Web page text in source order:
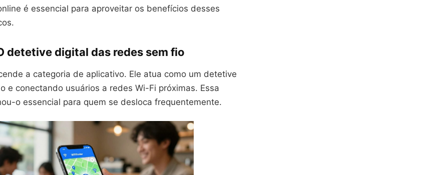
é essencial para aproveitar os benefícios desses
detetive digital das redes sem fio
a categoria de aplicativo. Ele atua como um detetive
e conectando usuários a redes Wi-Fi próximas. Essa
o essencial para quem se desloca frequentemente.